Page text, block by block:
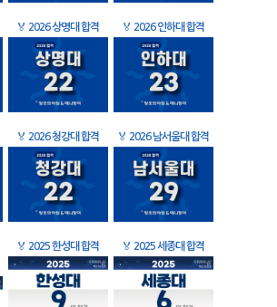
🏅 2026 상명대 합격 🏅 2026 인하대 합격
🏅 2026 청강대 합격 🏅 2026 남서울대 합격
🏅 2025 한성대 합격 🏅 2025 세종대 합격